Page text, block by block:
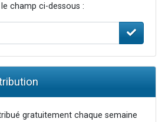
champ ci-dessous :
gratuitement chaque semaine